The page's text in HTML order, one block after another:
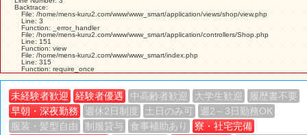
Backtrace:
File: /home/mens-kuru2.com/www/www_smart/application/views/shop/view.php
Line: 3
Function: _error_handler
File: /home/mens-kuru2.com/www/www_smart/application/controllers/Shop.php
Line: 151
Function: view
File: /home/mens-kuru2.com/www/www_smart/index.php
Line: 315
Function: require_once
未経験者歓迎 経験者優遇 中高齢者歓迎 大学生歓迎
履歴書不要
早朝・深夜勤務
週休2日制度 土日のみ可
週2～3日勤務OK
服装・髪型自由
制服貸与 食事補助あり
寮・社宅完備